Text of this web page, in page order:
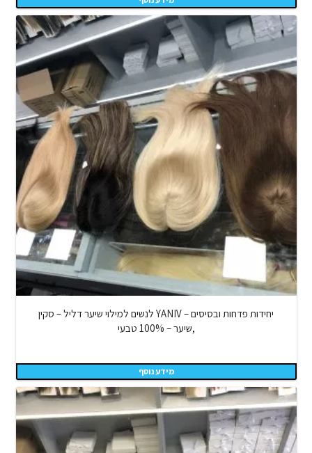
יחידות פדחות ובסיסים – YANIV לנשים למילוי שיער דליל – סקין
,שיער – 100% טבעי
מידע נוסף